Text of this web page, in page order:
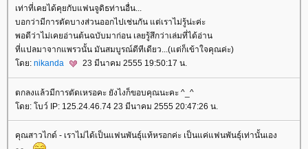
เท่าที่เคยได้คุยกับแฟนจูดิธท่านอื่น...
บอกว่ามีการตัดบางส่วนออกไปเช่นกัน แต่เราไม่รู้น่ะค่ะ
พอดีว่าไม่เคยอ่านต้นฉบับมาก่อน เลยรู้สึกว่าเล่มที่ได้อ่าน
ที่แปลมาจากแพรวนั้น มันสมบูรณ์ดีทีเดียว...(แต่ก็เข้าใจคุณค่ะ)
ดย: nikanda 23 มีนาคม 2555 19:50:17 น.
ตกลงแล้วมีการตัดเหรอคะ ยังไงก็ขอบคุณนะคะ ^_^
ดย: โบว์ IP: 125.24.46.74 23 มีนาคม 2555 20:47:26 น.
คุณสาวไกด์ - เราไม่ได้เป็นแฟนพันธุ์แท้หรอกค่ะ เป็นแค่แฟนพันธุ์เท่านั้นเอง